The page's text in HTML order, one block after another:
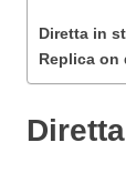
Diretta in
Replica on